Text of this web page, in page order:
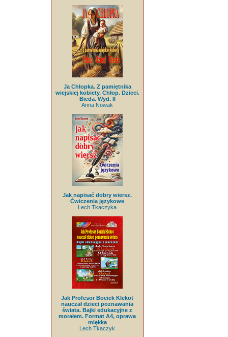
Ja Chłopka. Z pamiętnika
wiejskiej kobiety. Chłop. Dzieci.
Bieda. Wyd. II
Anna Nowak
Jak napisać dobry wiersz.
Ćwiczenia językowe
Lech Tkaczyka
Jak Profesor Bociek Klekot
nauczał dzieci poznawania
świata. Bajki edukacyjne z
morałem. Format A4, oprawa
miękka
Lech Tkaczyk